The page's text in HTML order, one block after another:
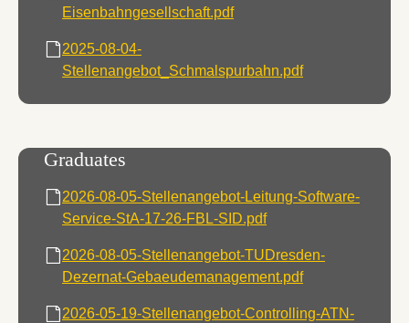
Eisenbahngesellschaft.pdf
2025-08-04-
Stellenangebot_Schmalspurbahn.pdf
Graduates
2026-08-05-Stellenangebot-Leitung-Software-
Service-StA-17-26-FBL-SID.pdf
2026-08-05-Stellenangebot-TUDresden-
Dezernat-Gebaeudemanagement.pdf
2026-05-19-Stellenangebot-Controlling-ATN-